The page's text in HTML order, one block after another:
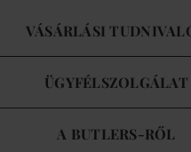
VÁSÁRLÁSI
ÜGYFÉLSZOLGÁLAT
A BUTLERS-RŐL